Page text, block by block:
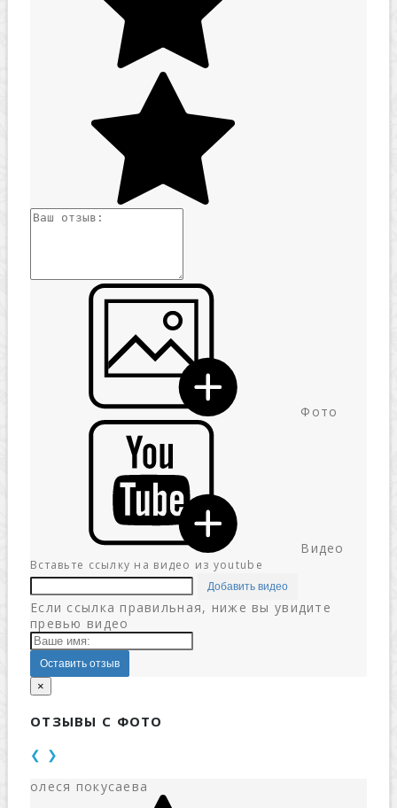
Фото
Видео
Вставьте ссылку на видео из youtube
Добавить видео
Если ссылка правильная, ниже вы увидите
превью видео
Оставить отзыв
×
ОТЗЫВЫ С ФОТО
❮ ❯
олеся покусаева